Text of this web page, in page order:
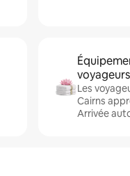
voyageurs
Les
Cairns
Arrivée